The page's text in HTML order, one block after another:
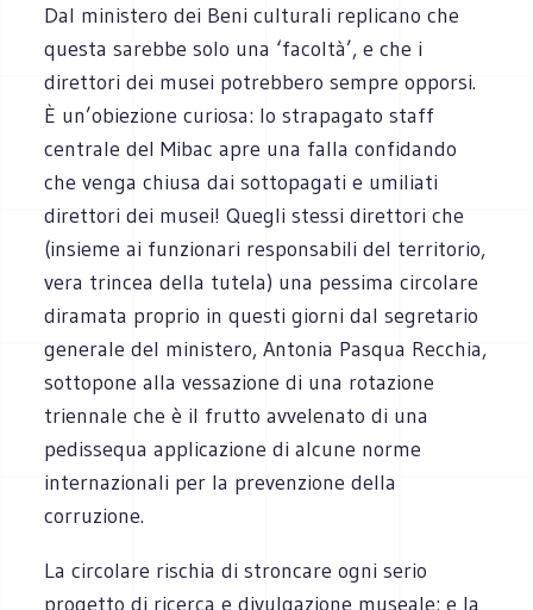
Dal ministero dei Beni culturali replicano che
questa sarebbe solo una ‘facoltà’, e che i
direttori dei musei potrebbero sempre opporsi.
È un’obiezione curiosa: lo strapagato staff
centrale del Mibac apre una falla confidando
che venga chiusa dai sottopagati e umiliati
direttori dei musei! Quegli stessi direttori che
(insieme ai funzionari responsabili del territorio,
vera trincea della tutela) una pessima circolare
diramata proprio in questi giorni dal segretario
generale del ministero, Antonia Pasqua Recchia,
sottopone alla vessazione di una rotazione
triennale che è il frutto avvelenato di una
pedissequa applicazione di alcune norme
internazionali per la prevenzione della
corruzione.
La circolare rischia di stroncare ogni serio
progetto di ricerca e divulgazione museale: e la